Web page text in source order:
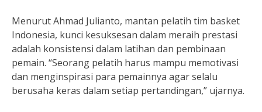
Menurut Ahmad Julianto, mantan pelatih tim basket
Indonesia, kunci kesuksesan dalam meraih prestasi
adalah konsistensi dalam latihan dan pembinaan
pemain. “Seorang pelatih harus mampu memotivasi
dan menginspirasi para pemainnya agar selalu
berusaha keras dalam setiap pertandingan,” ujarnya.